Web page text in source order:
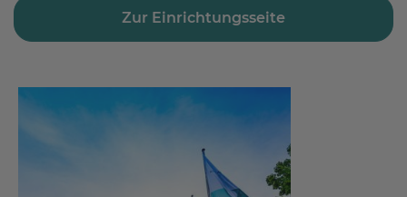
Zur Einrichtungsseite